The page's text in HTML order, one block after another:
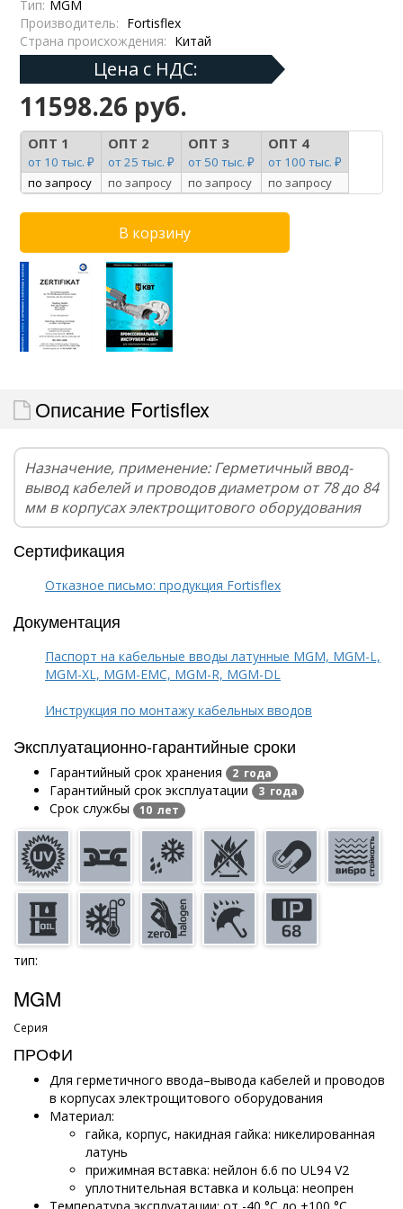
Тип: MGM
Производитель: Fortisflex
Страна происхождения: Китай
Цена с НДС:
11598.26 руб.
ОПТ 1
от 10 тыс. ₽
ОПТ 2
от 25 тыс. ₽
ОПТ 3
от 50 тыс. ₽
ОПТ 4
от 100 тыс. ₽
по запросу
по запросу по запросу по запросу
Описание Fortisflex
Назначение, применение: Герметичный ввод-
вывод кабелей и проводов диаметром от 78 до 84
мм в корпусах электрощитового оборудования
Сертификация
Отказное письмо: продукция Fortisflex
Документация
Паспорт на кабельные вводы латунные MGM, MGM-L,
MGM-XL, MGM-EMC, MGM-R, MGM-DL
Инструкция по монтажу кабельных вводов
Эксплуатационно-гарантийные сроки
Гарантийный срок хранения 2 года
Гарантийный срок эксплуатации 3 года
Срок службы 10 лет
тип:
MGM
Серия
ПРОФИ
Для герметичного ввода–вывода кабелей и проводов
в корпусах электрощитового оборудования
Материал:
гайка, корпус, накидная гайка: никелированная
латунь
прижимная вставка: нейлон 6.6 по UL94 V2
уплотнительная вставка и кольца: неопрен
Температура эксплуатации: от -40 °С до +100 °С,